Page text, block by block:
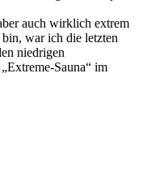
auch wirklich extrem
war ich die letzten
niedrigen
Sauna“ im